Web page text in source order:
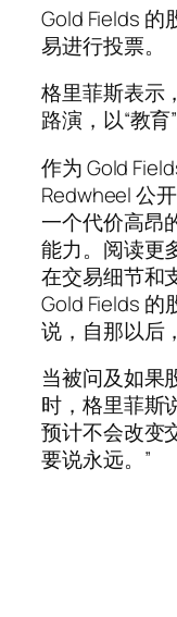
Gold Fields 的
易进行投票。
格里菲斯表示
路演，以“教育”
作为 Gold
Redwheel 公
一个代价高昂
能力。阅读更
在交易细节和
Gold Fields 的
说，自那以后
当被问及如果
时，格里菲斯
预计不会改变
要说永远。”